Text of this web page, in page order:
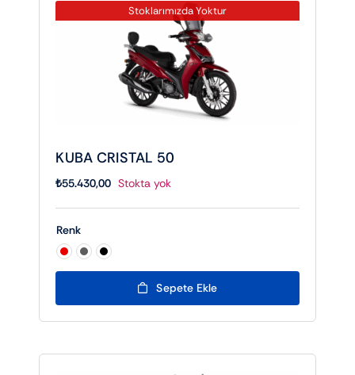
Stoklarımızda Yoktur
KUBA CRISTAL 50
₺55.430,00 Stokta yok
Renk
Sepete Ekle